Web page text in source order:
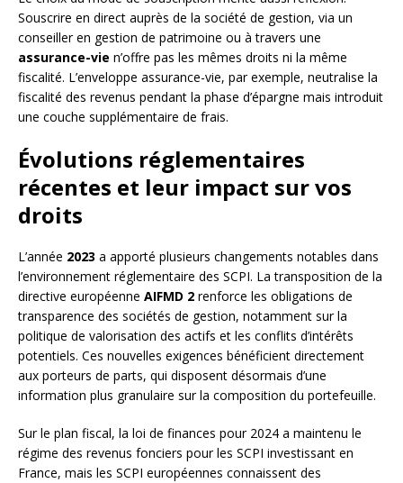
Souscrire en direct auprès de la société de gestion, via un
conseiller en gestion de patrimoine ou à travers une
assurance-vie n’offre pas les mêmes droits ni la même
fiscalité. L’enveloppe assurance-vie, par exemple, neutralise la
fiscalité des revenus pendant la phase d’épargne mais introduit
une couche supplémentaire de frais.
Évolutions réglementaires
récentes et leur impact sur vos
droits
L’année 2023 a apporté plusieurs changements notables dans
l’environnement réglementaire des SCPI. La transposition de la
directive européenne AIFMD 2 renforce les obligations de
transparence des sociétés de gestion, notamment sur la
politique de valorisation des actifs et les conflits d’intérêts
potentiels. Ces nouvelles exigences bénéficient directement
aux porteurs de parts, qui disposent désormais d’une
information plus granulaire sur la composition du portefeuille.
Sur le plan fiscal, la loi de finances pour 2024 a maintenu le
régime des revenus fonciers pour les SCPI investissant en
France, mais les SCPI européennes connaissent des